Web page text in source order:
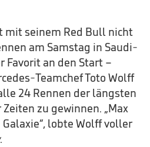
mit seinem Red Bull nicht
am Samstag in Saudi-
Favorit an den Start –
Teamchef Toto Wolff
24 Rennen der längsten
zu gewinnen. „Max
lobte Wolff voller
.